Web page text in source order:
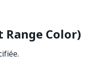
Color)